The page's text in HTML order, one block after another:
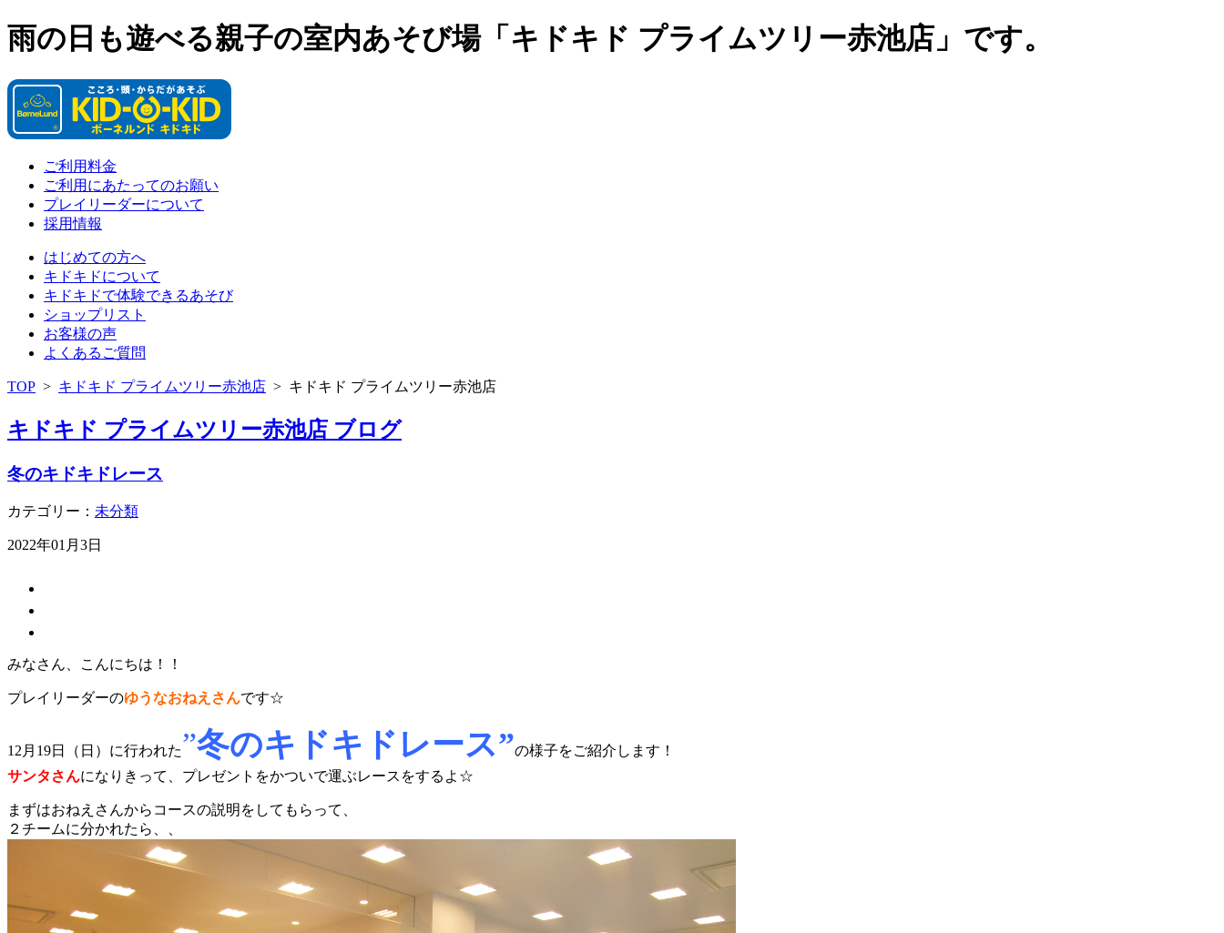
雨の日も遊べる親子の室内あそび場「キドキド プライムツリー赤池店」です。
ご利用料金
ご利用にあたってのお願い
プレイリーダーについて
採用情報
はじめての方へ
キドキドについて
キドキドで体験できるあそび
ショップリスト
お客様の声
よくあるご質問
TOP > キドキド プライムツリー赤池店 > キドキド プライムツリー赤池店
キドキド プライムツリー赤池店 ブログ
冬のキドキドレース
カテゴリー： 未分類
2022年01月3日
みなさん、こんにちは！！
プレイリーダーのゆうなおねえさんです☆
12月19日（日）に行われた”冬のキドキドレース”の様子をご紹介します！
サンタさんになりきって、プレゼントをかついで運ぶレースをするよ☆
まずはおねえさんからコースの説明をしてもらって、
２チームに分かれたら、、